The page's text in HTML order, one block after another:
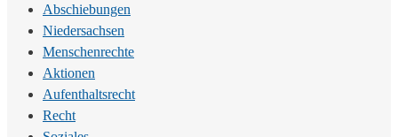
Abschiebungen
Niedersachsen
Menschenrechte
Aktionen
Aufenthaltsrecht
Recht